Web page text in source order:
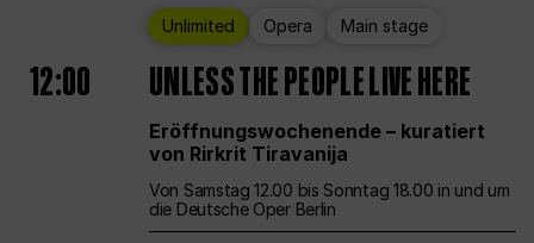
Unlimited Opera Main stage
12:00 UNLESS THE PEOPLE LIVE HERE
Eröffnungswochenende – kuratiert
von Rirkrit Tiravanija
Von Samstag 12.00 bis Sonntag 18.00 in und um
die Deutsche Oper Berlin